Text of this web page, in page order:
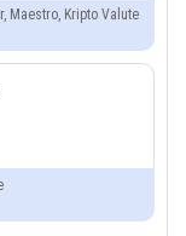
Maestro, Kripto Valute